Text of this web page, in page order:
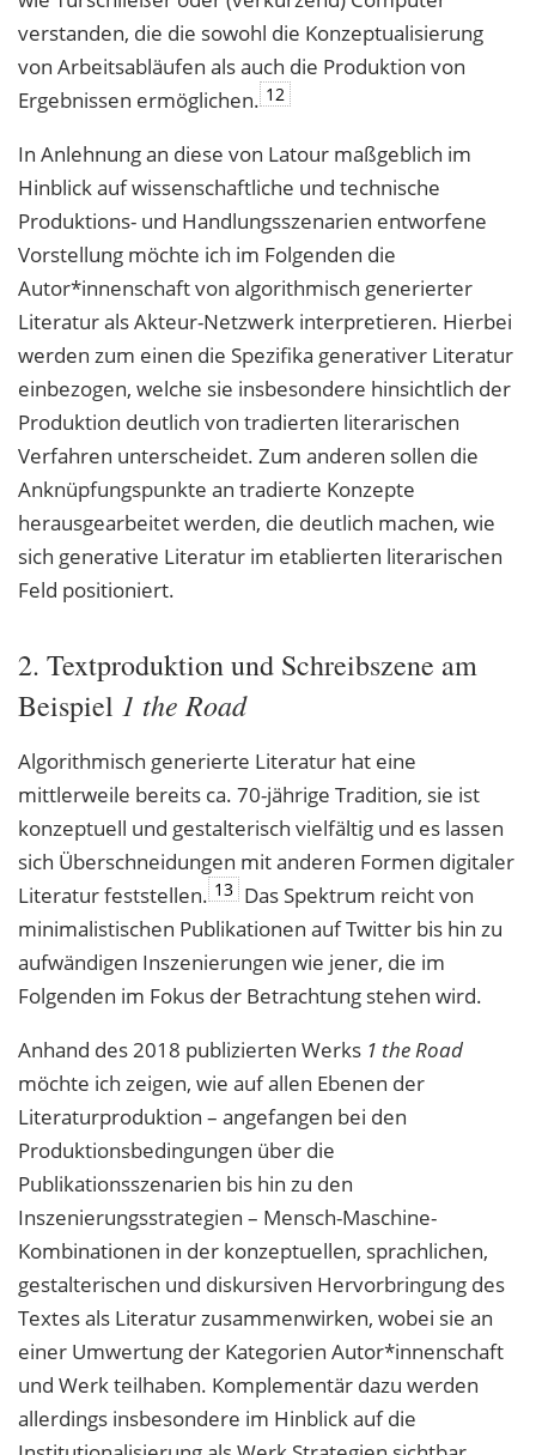
verstanden, die die sowohl die Konzeptualisierung
von Arbeitsabläufen als auch die Produktion von
Ergebnissen ermöglichen. 12
In Anlehnung an diese von Latour maßgeblich im
Hinblick auf wissenschaftliche und technische
Produktions- und Handlungsszenarien entworfene
Vorstellung möchte ich im Folgenden die
Autor*innenschaft von algorithmisch generierter
Literatur als Akteur-Netzwerk interpretieren. Hierbei
werden zum einen die Spezifika generativer Literatur
einbezogen, welche sie insbesondere hinsichtlich der
Produktion deutlich von tradierten literarischen
Verfahren unterscheidet. Zum anderen sollen die
Anknüpfungspunkte an tradierte Konzepte
herausgearbeitet werden, die deutlich machen, wie
sich generative Literatur im etablierten literarischen
Feld positioniert.
2. Textproduktion und Schreibszene am
Beispiel 1 the Road
Algorithmisch generierte Literatur hat eine
mittlerweile bereits ca. 70-jährige Tradition, sie ist
konzeptuell und gestalterisch vielfältig und es lassen
sich Überschneidungen mitanderen Formen digitaler
Literatur feststellen. 13 Das Spektrum reicht von
minimalistischen Publikationen auf Twitter bis hin zu
aufwändigen Inszenierungen wie jener, die im
Folgenden im Fokus der Betrachtung stehen wird.
Anhand des 2018 publizierten Werks 1 the Road
möchte ich zeigen, wie auf allen Ebenen der
Literaturproduktion – angefangen bei den
Produktionsbedingungen über die
Publikationsszenarien bis hin zu den
Inszenierungsstrategien – Mensch-Maschine-
Kombinationen in der konzeptuellen, sprachlichen,
gestalterischen und diskursiven Hervorbringung des
Textes als Literatur zusammenwirken, wobei sie an
einer Umwertung der Kategorien Autor*innenschaft
und Werk teilhaben. Komplementär dazu werden
allerdings insbesondere im Hinblick auf die